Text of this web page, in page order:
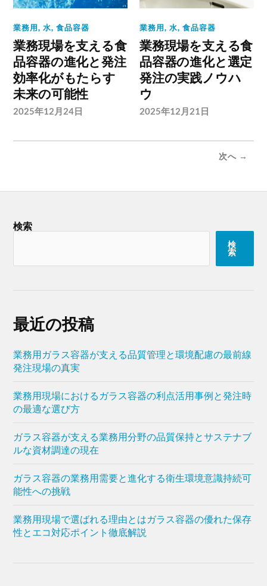
業務用,水,食品容器
業務現場を支える食
品容器の進化と発注
効率化がもたらす
未来の可能性
2025年12月24日
業務用,水,食品容器
業務現場を支える食
品容器の進化と選定
発注の実践ノウハ
ウ
2025年12月21日
次へ →
検索
検
索
最近の投稿
業務用ガラス容器が支える品質管理と環境配慮の最前線
発注現場の真実
業務用現場におけるガラス容器の利点活用事例と発注時
の最適な選び方
ガラス容器が支える業務用分野の品質保持とサステナブ
ルな資材調達の現在
ガラス容器の業務用需要と進化する衛生環境意識持続可
能性への挑戦
業務用現場で選ばれる理由とはガラス容器の優れた保存
性とエコ対応ポイント徹底解説